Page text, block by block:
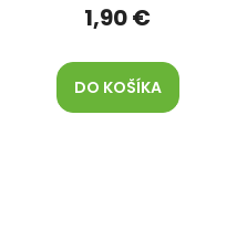
1,90 €
DO KOŠÍKA